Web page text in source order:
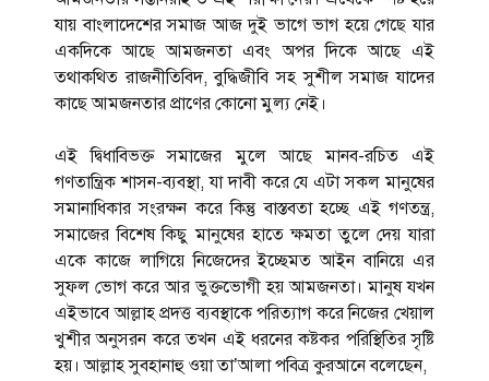
যায় বাংলাদেশের সমাজ আজ দুই ভাগে ভাগ হয়ে গেছে যার
একদিকে আছে আমজনতা এবং অপর দিকে আছে এই
তথাকথিত রাজনীতিবিদ, বুদ্ধিজীবি সহ সুশীল সমাজ যাদের
কাছে আমজনতার প্রাণের কোনো মুল্য নেই।
এই দ্বিধাবিভক্ত সমাজের মুলে আছে মানব-রচিত এই
গণতান্ত্রিক শাসন-ব্যবস্থা, যা দাবী করে যে এটা সকল মানুষের
সমানাধিকার সংরক্ষন করে কিন্তু বাস্তবতা হচ্ছে এই গণতন্ত্র,
সমাজের বিশেষ কিছু মানুষের হাতে ক্ষমতা তুলে দেয় যারা
একে কাজে লাগিয়ে নিজেদের ইচ্ছেমত আইন বানিয়ে এর
সুফল ভোগ করে আর ভুক্তভোগী হয় আমজনতা। মানুষ যখন
এইভাবে আল্লাহ প্রদত্ত ব্যবস্থাকে পরিত্যাগ করে নিজের খেয়াল
খুশীর অনুসরন করে তখন এই ধরনের কষ্টকর পরিস্থিতির সৃষ্টি
হয়। আল্লাহ সুবহানাহু ওয়া তা’আলা পবিত্র কুরআনে বলেছেন,